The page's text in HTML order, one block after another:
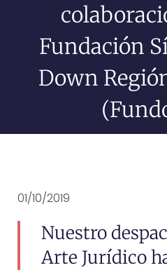
Fundación
Down
01/10/2019
Nuestro
Arte Jurídico